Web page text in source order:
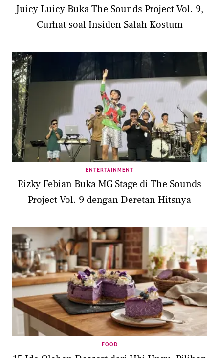
Juicy Luicy Buka The Sounds Project Vol. 9,
Curhat soal Insiden Salah Kostum
ENTERTAINMENT
Rizky Febian Buka MG Stage di The Sounds
Project Vol. 9 dengan Deretan Hitsnya
FOOD